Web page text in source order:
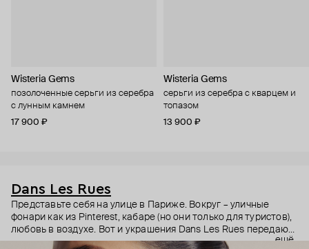
Wisteria Gems
позолоченные серьги из серебра
с лунным камнем
17 900 ₽
Wisteria Gems
серьги из серебра с кварцем и
топазом
13 900 ₽
Dans Les Rues
Представьте себя на улице в Париже. Вокруг – уличные
фонари как из Pinterest, кабаре (но они только для туристов),
любовь в воздухе. Вот и украшения Dans Les Rues передают
романтичное настроение парижских улочек и бульваров.ещё